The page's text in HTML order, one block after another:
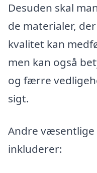
Desuden skal
de materialer,
kvalitet kan
men kan også
og færre
sigt.
Andre væsentlige
inkluderer: